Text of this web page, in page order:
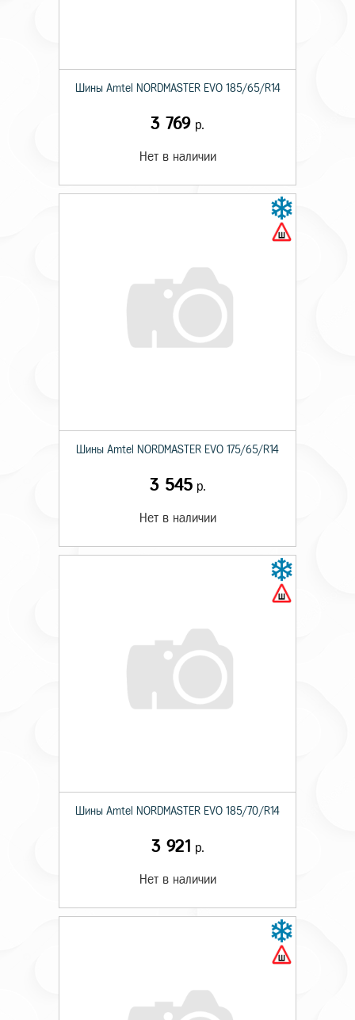
Шины Amtel NORDMASTER EVO 185/65/R14
3 769 р.
Нет в наличии
Шины Amtel NORDMASTER EVO 175/65/R14
3 545р.
Нет в наличии
Шины Amtel NORDMASTER EVO 185/70/R14
3 921 р.
Нет в наличии